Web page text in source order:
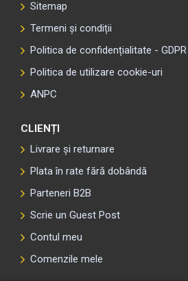
Sitemap
Termeni și condiții
Politica de confidențialitate - GDPR
Politica de utilizare cookie-uri
ANPC
CLIENȚI
Livrare și returnare
Plata în rate fără dobândă
Parteneri B2B
Scrie un Guest Post
Contul meu
Comenzile mele